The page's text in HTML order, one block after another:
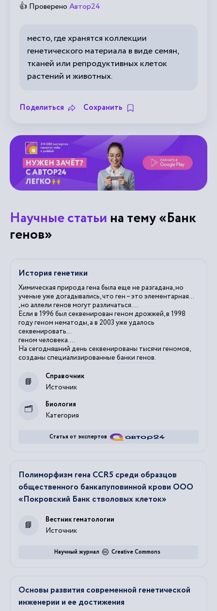
👍 Проверено Автор24
место, где хранятся коллекции
генетического материала в виде семян,
тканей или репродуктивных клеток
растений и животных.
Поделиться Сохранить
Научные статьи на тему «Банк
генов»
История генетики
Химическая природа гена была еще не разгадана, но
ученые уже догадывались, что ген – это элементарная...
, но аллели генов могут различаться....
Если в 1996 был секвенирован геном дрожжей, в 1998
годугеном нематоды, а в 2003 уже удалось
секвенировать...
геном человека....
На сегодняшний день секвенированы тысячи геномов,
созданы специализированные банки генов.
Источник
Справочник
Категория
Биология
Статья от экспертов
Полиморфизм гена CCR5 среди образцов
общественного банкапуповинной крови ООО
«Покровский Банк стволовых клеток»
Источник
Вестник гематологии
Creative Commons
Научный журнал
Основы развития современной генетической
инженерии и ее достижения